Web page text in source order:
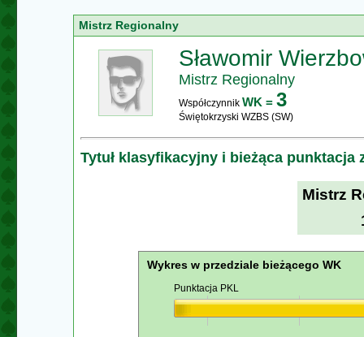
Mistrz Regionalny
Sławomir
Mistrz Regionalny
Współczynnik WK = 3
Świętokrzyski WZBS (SW)
Tytuł klasyfikacyjny i bieżąca punktacja
Mistrz
Wykres w przedziale bieżącego WK
Punktacja PKL